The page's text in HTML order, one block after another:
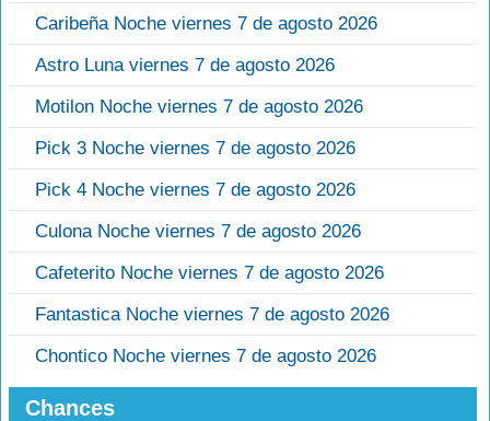
Caribeña Noche viernes 7 de agosto 2026
Astro Luna viernes 7 de agosto 2026
Motilon Noche viernes 7 de agosto 2026
Pick 3 Noche viernes 7 de agosto 2026
Pick 4 Noche viernes 7 de agosto 2026
Culona Noche viernes 7 de agosto 2026
Cafeterito Noche viernes 7 de agosto 2026
Fantastica Noche viernes 7 de agosto 2026
Chontico Noche viernes 7 de agosto 2026
Chances